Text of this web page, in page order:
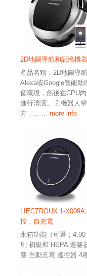
2D地圖導航和記憶機
產品名稱：2D地圖導
Alexa或Google智能助
個環境，然後在CPU
進行清潔。 2.機器人
方，...
... more info
LIECTROUX 1-
控，自充電
水箱功能（可選；
刷 初級和 HEPA 過濾
塵 自動充電 遙控器 4